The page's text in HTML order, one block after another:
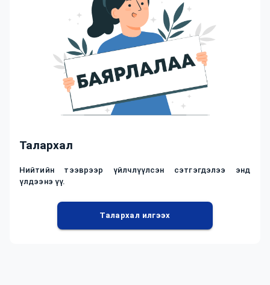
Талархал
Нийтийн тээврээр үйлчлүүлсэн сэтгэгдэлээ энд
үлдээнэ үү.
Талархал илгээх